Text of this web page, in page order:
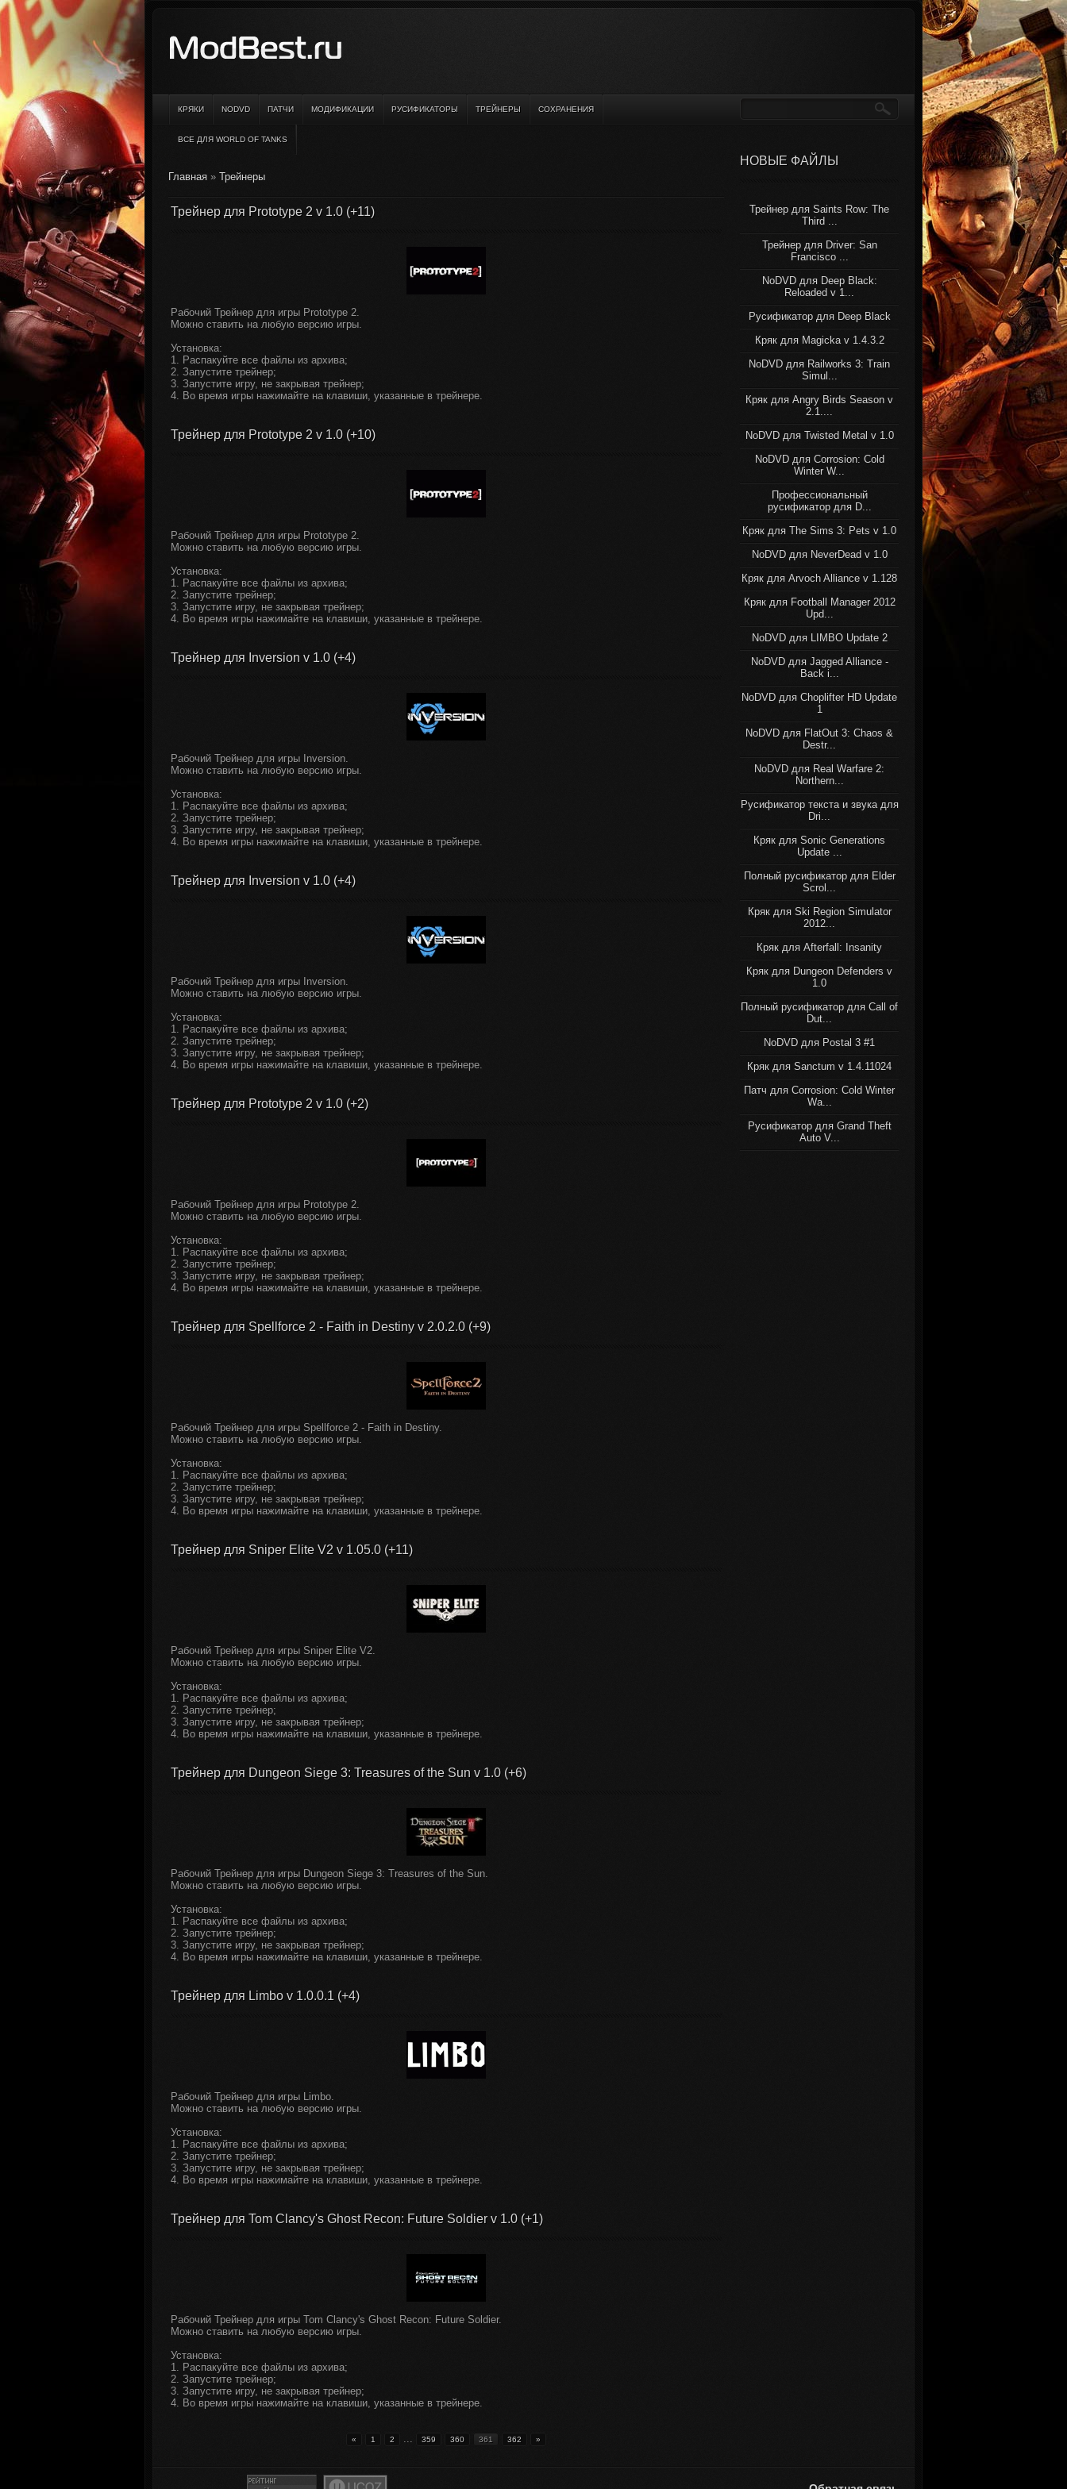
КРЯКИ NODVD ПАТЧИ МОДИФИКАЦИИ РУСИФИКАТОРЫ ТРЕЙНЕРЫ СОХРАНЕНИЯ
ВСЕ ДЛЯ WORLD OF TANKS
НОВЫЕ ФАЙЛЫ
Трейнер для Saints Row: The
Third ...
Трейнер для Driver: San
Francisco ...
NoDVD для Deep Black:
Reloaded v 1...
Русификатор для Deep Black
Кряк для Magicka v 1.4.3.2
NoDVD для Railworks 3: Train
Simul...
Кряк для Angry Birds Season v
2.1....
NoDVD для Twisted Metal v 1.0
NoDVD для Corrosion: Cold
Winter W...
Профессиональный
русификатор для D...
Кряк для The Sims 3: Pets v 1.0
NoDVD для NeverDead v 1.0
Кряк для Arvoch Alliance v 1.128
Кряк для Football Manager 2012
Upd...
NoDVD для LIMBO Update 2
NoDVD для Jagged Alliance -
Back i...
NoDVD для Choplifter HD Update
1
NoDVD для FlatOut 3: Chaos &
Destr...
NoDVD для Real Warfare 2:
Northern...
Русификатор текста и звука для
Dri...
Кряк для Sonic Generations
Update ...
Полный русификатор для Elder
Scrol...
Кряк для Ski Region Simulator
2012...
Кряк для Afterfall: Insanity
Кряк для Dungeon Defenders v
1.0
Полный русификатор для Call of
Dut...
NoDVD для Postal 3 #1
Кряк для Sanctum v 1.4.11024
Патч для Corrosion: Cold Winter
Wa...
Русификатор для Grand Theft
Auto V...
Главная » Трейнеры
Трейнер для Prototype 2 v 1.0 (+11)
Рабочий Трейнер для игры Prototype 2.
Можно ставить на любую версию игры.
Установка:
1. Распакуйте все файлы из архива;
2. Запустите трейнер;
3. Запустите игру, не закрывая трейнер;
4. Во время игры нажимайте на клавиши, указанные в трейнере.
Трейнер для Prototype 2 v 1.0 (+10)
Рабочий Трейнер для игры Prototype 2.
Можно ставить на любую версию игры.
Установка:
1. Распакуйте все файлы из архива;
2. Запустите трейнер;
3. Запустите игру, не закрывая трейнер;
4. Во время игры нажимайте на клавиши, указанные в трейнере.
Трейнер для Inversion v 1.0 (+4)
Рабочий Трейнер для игры Inversion.
Можно ставить на любую версию игры.
Установка:
1. Распакуйте все файлы из архива;
2. Запустите трейнер;
3. Запустите игру, не закрывая трейнер;
4. Во время игры нажимайте на клавиши, указанные в трейнере.
Трейнер для Inversion v 1.0 (+4)
Рабочий Трейнер для игры Inversion.
Можно ставить на любую версию игры.
Установка:
1. Распакуйте все файлы из архива;
2. Запустите трейнер;
3. Запустите игру, не закрывая трейнер;
4. Во время игры нажимайте на клавиши, указанные в трейнере.
Трейнер для Prototype 2 v 1.0 (+2)
Рабочий Трейнер для игры Prototype 2.
Можно ставить на любую версию игры.
Установка:
1. Распакуйте все файлы из архива;
2. Запустите трейнер;
3. Запустите игру, не закрывая трейнер;
4. Во время игры нажимайте на клавиши, указанные в трейнере.
Трейнер для Spellforce 2 - Faith in Destiny v 2.0.2.0 (+9)
Рабочий Трейнер для игры Spellforce 2 - Faith in Destiny.
Можно ставить на любую версию игры.
Установка:
1. Распакуйте все файлы из архива;
2. Запустите трейнер;
3. Запустите игру, не закрывая трейнер;
4. Во время игры нажимайте на клавиши, указанные в трейнере.
Трейнер для Sniper Elite V2 v 1.05.0 (+11)
Рабочий Трейнер для игры Sniper Elite V2.
Можно ставить на любую версию игры.
Установка:
1. Распакуйте все файлы из архива;
2. Запустите трейнер;
3. Запустите игру, не закрывая трейнер;
4. Во время игры нажимайте на клавиши, указанные в трейнере.
Трейнер для Dungeon Siege 3: Treasures of the Sun v 1.0 (+6)
Рабочий Трейнер для игры Dungeon Siege 3: Treasures of the Sun.
Можно ставить на любую версию игры.
Установка:
1. Распакуйте все файлы из архива;
2. Запустите трейнер;
3. Запустите игру, не закрывая трейнер;
4. Во время игры нажимайте на клавиши, указанные в трейнере.
Трейнер для Limbo v 1.0.0.1 (+4)
Рабочий Трейнер для игры Limbo.
Можно ставить на любую версию игры.
Установка:
1. Распакуйте все файлы из архива;
2. Запустите трейнер;
3. Запустите игру, не закрывая трейнер;
4. Во время игры нажимайте на клавиши, указанные в трейнере.
Трейнер для Tom Clancy's Ghost Recon: Future Soldier v 1.0 (+1)
Рабочий Трейнер для игры Tom Clancy's Ghost Recon: Future Soldier.
Можно ставить на любую версию игры.
Установка:
1. Распакуйте все файлы из архива;
2. Запустите трейнер;
3. Запустите игру, не закрывая трейнер;
4. Во время игры нажимайте на клавиши, указанные в трейнере.
« 1 2 ... 359 360 361 362 »